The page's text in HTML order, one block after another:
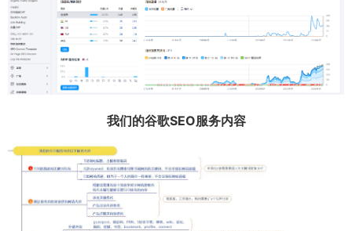
我们的谷歌SEO服务内容